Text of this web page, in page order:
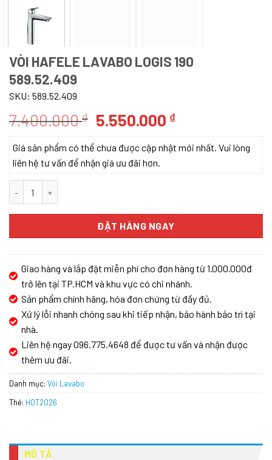
VÒI HAFELE LAVABO LOGIS 190
589.52.409
SKU: 589.52.409
7.400.000₫ Giá
là:
7.400.000 ₫.
5.550.000 ₫Giá
tại
Giá sản phẩm có thể chưa được cập nhật mới nhất. Vui lòng
liên hệ tư vấn để nhận giá ưu đãi hơn.
ĐẶT HÀNG NGAY
Giao hàng và lắp đặt miễn phí cho đơn hàng từ 1.000.000đ
trở lên tại TP.HCM và khu vực có chi nhánh.
Sản phẩm chính hãng, hóa đơn chứng từ đầy đủ.
Xử lý lỗi nhanh chóng sau khi tiếp nhận, bảo hành bảo trì tại
nhà.
Liên hệ ngay 096.775.4648 để được tư vấn và nhận được
thêm ưu đãi.
Danh mục: Vòi Lavabo
Thẻ: HOT2026
MÔ TẢ